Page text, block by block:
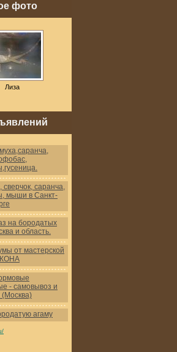
фото
Лиза
саранча,
мыши в Санкт-
на бородатых
и область.
от мастерской
- самовывоз и
(Москва)
агаму